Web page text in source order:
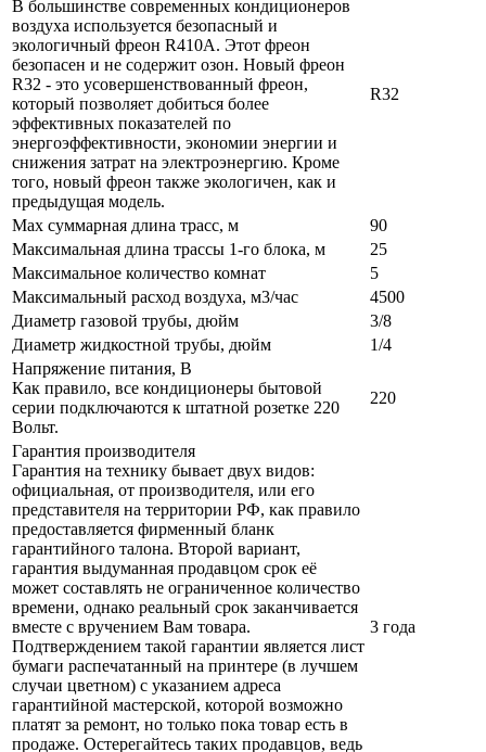
В большинстве современных кондиционеров
воздуха используется безопасный и
экологичный фреон R410A. Этот фреон
безопасен и не содержит озон. Новый фреон
R32 - это усовершенствованный фреон,
который позволяет добиться более
эффективных показателей по
энергоэффективности, экономии энергии и
снижения затрат на электроэнергию. Кроме
того, новый фреон также экологичен, как и
предыдущая модель.
R32
Max суммарная длина трасс, м
90
Максимальная длина трассы 1-го блока, м
25
Максимальное количество комнат
5
Максимальный расход воздуха, м3/час
4500
Диаметр газовой трубы, дюйм
3/8
Диаметр жидкостной трубы, дюйм
1/4
Напряжение питания, В
Как правило, все кондиционеры бытовой
серии подключаются к штатной розетке 220
Вольт.
220
Гарантия производителя
Гарантия на технику бывает двух видов:
официальная, от производителя, или его
представителя на территории РФ, как правило
предоставляется фирменный бланк
гарантийного талона. Второй вариант,
гарантия выдуманная продавцом срок её
может составлять не ограниченное количество
времени, однако реальный срок заканчивается
вместе с вручением Вам товара.
Подтверждением такой гарантии является лист
бумаги распечатанный на принтере (в лучшем
случаи цветном) с указанием адреса
гарантийной мастерской, которой возможно
платят за ремонт, но только пока товар есть в
продаже. Остерегайтесь таких продавцов, ведь
3 года